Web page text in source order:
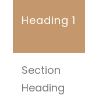
Heading 1
Section
Heading